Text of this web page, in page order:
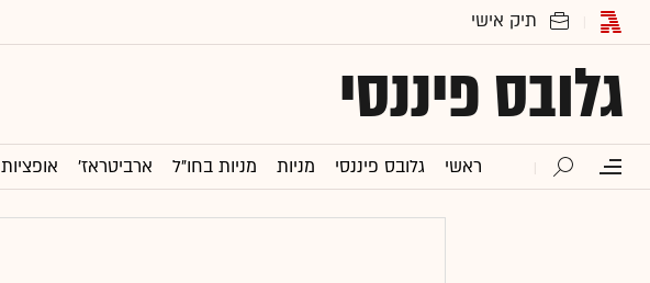
גלובס פיננסי
ראשי גלובס פיננסי מניות מניות בחו"ל ארביטראז' אופציות